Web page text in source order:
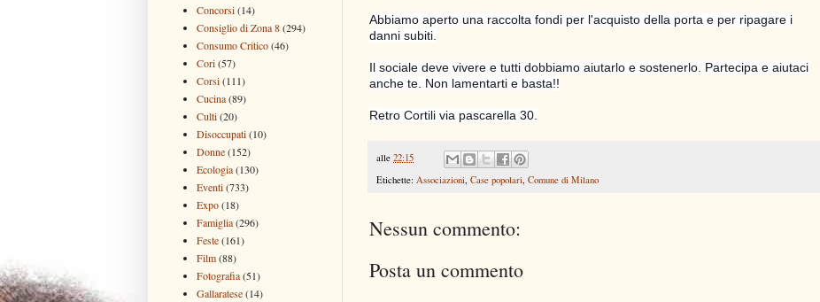
Abbiamo aperto una raccolta fondi per l'acquisto della porta e per ripagare i
danni subiti.
Il sociale deve vivere e tutti dobbiamo aiutarlo e sostenerlo. Partecipa e aiutaci
anche te. Non lamentarti e basta!!
Retro Cortili via pascarella 30.
alle 22:15
Etichette: Associazioni, Case popolari, Comune di Milano
Nessun commento:
Posta un commento
Concorsi(14)
Consiglio di Zona 8(294)
Consumo Critico(46)
Cori(57)
Corsi(111)
Cucina(89)
Culti(20)
Disoccupati(10)
Donne(152)
Ecologia(130)
Eventi(733)
Expo(18)
Famiglia(296)
Feste(161)
Film(88)
Fotografia(51)
Gallaratese(14)